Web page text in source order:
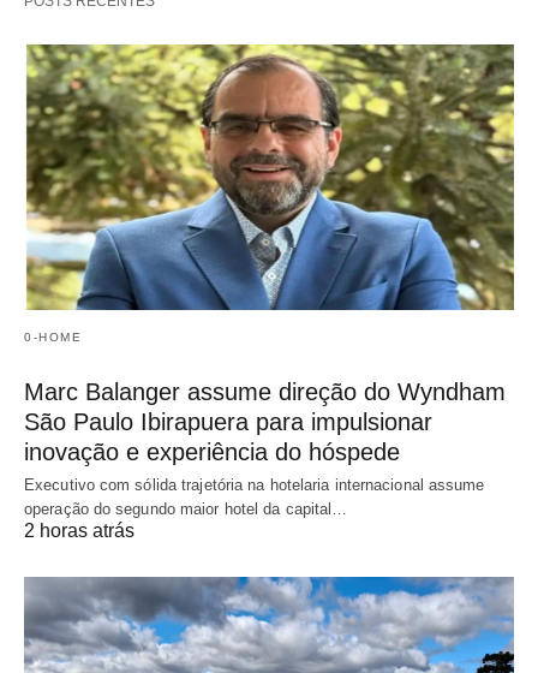
0-HOME
Marc Balanger assume direção do Wyndham
São Paulo Ibirapuera para impulsionar
inovação e experiência do hóspede
Executivo com sólida trajetória na hotelaria internacional assume
operação do segundo maior hotel da capital…
2 horas atrás